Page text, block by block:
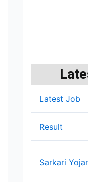
Latest Job
Result
Sarkari